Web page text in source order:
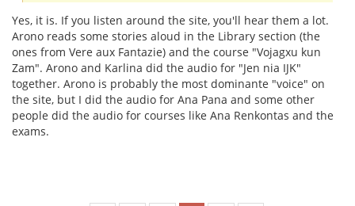
Yes, it is. If you listen around the site, you'll hear them a lot.
Arono reads some stories aloud in the Library section (the
ones from Vere aux Fantazie) and the course "Vojagxu kun
Zam". Arono and Karlina did the audio for "Jen nia IJK"
together. Arono is probably the most dominante "voice" on
the site, but I did the audio for Ana Pana and some other
people did the audio for courses like Ana Renkontas and the
exams.